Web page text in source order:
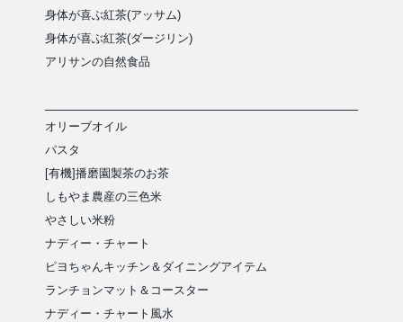
身体が喜ぶ紅茶(アッサム)
身体が喜ぶ紅茶(ダージリン)
アリサンの自然食品
オリーブオイル
パスタ
[有機]播磨園製茶のお茶
しもやま農産の三色米
やさしい米粉
ナディー・チャート
ピヨちゃんキッチン＆ダイニングアイテム
ランチョンマット＆コースター
ナディー・チャート風水